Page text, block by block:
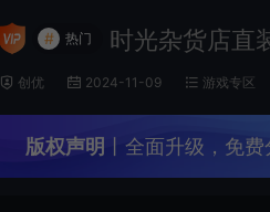
# 热门 时光杂货店直
创优 2024-11-09 游戏专区
版权声明 丨全面升级，免